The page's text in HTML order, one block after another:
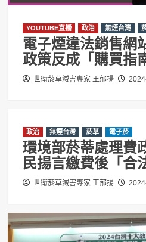
YOUTUBE直播 政治 無煙台灣
電子煙違法銷售網
政策反成「購買指
世衛菸草減害專家 王郁揚
政治 無煙台灣 菸草 電子菸
環境部菸蒂處理費
民揚言繳費後「合
世衛菸草減害專家 王郁揚